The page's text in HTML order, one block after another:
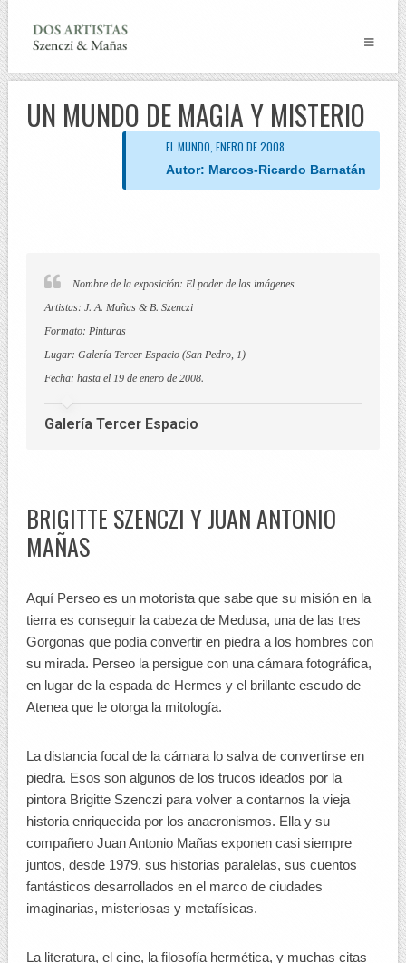
UN MUNDO DE MAGIA Y MISTERIO
EL MUNDO, ENERO DE 2008
Autor: Marcos-Ricardo Barnatán
Nombre de la exposición: El poder de las imágenes
Artistas: J. A. Mañas & B. Szenczi
Formato: Pinturas
Lugar: Galería Tercer Espacio (San Pedro, 1)
Fecha: hasta el 19 de enero de 2008.
Galería Tercer Espacio
BRIGITTE SZENCZI Y JUAN ANTONIO
MAÑAS
Aquí Perseo es un motorista que sabe que su misión en la
tierra es conseguir la cabeza de Medusa, una de las tres
Gorgonas que podía convertir en piedra a los hombres con
su mirada. Perseo la persigue con una cámara fotográfica,
en lugar de la espada de Hermes y el brillante escudo de
Atenea que le otorga la mitología.
La distancia focal de la cámara lo salva de convertirse en
piedra. Esos son algunos de los trucos ideados por la
pintora Brigitte Szenczi para volver a contarnos la vieja
historia enriquecida por los anacronismos. Ella y su
compañero Juan Antonio Mañas exponen casi siempre
juntos, desde 1979, sus historias paralelas, sus cuentos
fantásticos desarrollados en el marco de ciudades
imaginarias, misteriosas y metafísicas.
La literatura, el cine, la filosofía hermética, y muchas citas